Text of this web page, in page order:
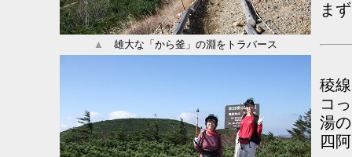
ま
▲ 雄大な「から釜」の淵をトラバース
稜
コ
湯
四